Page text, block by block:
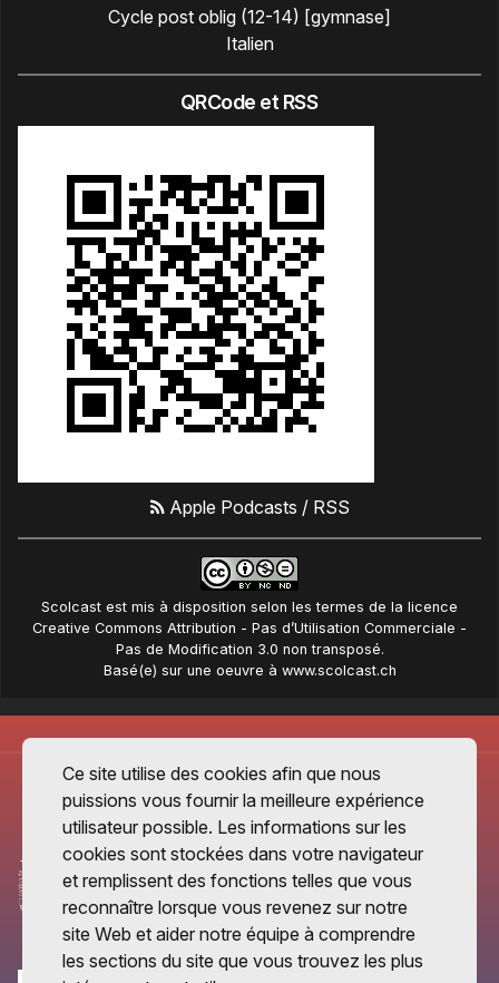
Cycle post oblig (12-14) [gymnase]
Italien
QRCode et RSS
Apple Podcasts / RSS
Scolcast est mis à disposition selon les termes de la licence
Creative Commons Attribution - Pas d’Utilisation Commerciale -
Pas de Modification 3.0 non transposé.
Basé(e) sur une oeuvre à www.scolcast.ch
Ce site utilise des cookies afin que nous
puissions vous fournir la meilleure expérience
utilisateur possible. Les informations sur les
cookies sont stockées dans votre navigateur
et remplissent des fonctions telles que vous
reconnaître lorsque vous revenez sur notre
site Web et aider notre équipe à comprendre
les sections du site que vous trouvez les plus